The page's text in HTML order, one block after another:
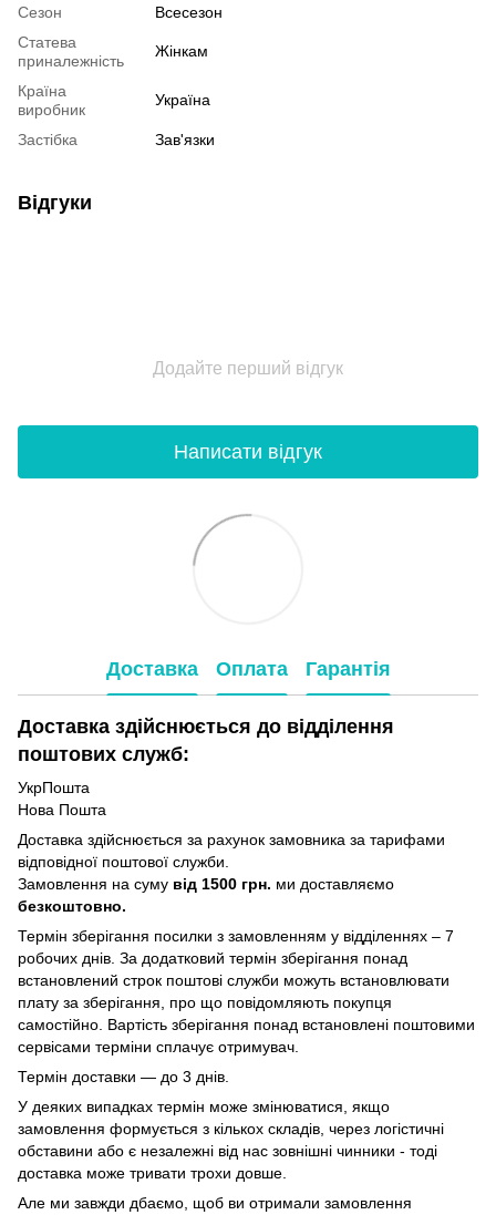
Сезон
Всесезон
Статева
приналежність
Жінкам
Країна
виробник
Україна
Застібка Зав'язки
Відгуки
Додайте перший відгук
Написати відгук
Доставка Оплата Гарантія
Доставка здійснюється до відділення
поштових служб:
УкрПошта
Нова Пошта
Доставка здійснюється за рахунок замовника за тарифами
відповідної поштової служби.
Замовлення на суму від 1500 грн. ми доставляємо
безкоштовно.
Термін зберігання посилки з замовленням у відділеннях – 7
робочих днів. За додатковий термін зберігання понад
встановлений строк поштові служби можуть встановлювати
плату за зберігання, про що повідомляють покупця
самостійно. Вартість зберігання понад вcтановлені поштовими
сервісами терміни сплачує отримувач.
Термін доставки — до 3 днів.
У деяких випадках термін може змінюватися, якщо
замовлення формується з кількох складів, через логістичні
обставини або є незалежні від нас зовнішні чинники - тоді
доставка може тривати трохи довше.
Але ми завжди дбаємо, щоб ви отримали замовлення